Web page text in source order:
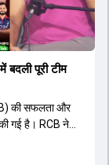
पूरी टीम
की सफलता और
की गई है। RCB ने
दबाया। टीम
और एनालिस्ट